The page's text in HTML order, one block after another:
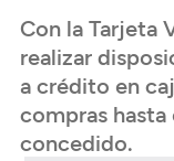
Tarjetas
Seguros
Servicios
Inversión
Tarjetas
Seguros
Financiación
Inversión
Planes de pensiones
Tarjetas
Financiación
Inversión
Planes de pensiones
Con la Tarjeta
realizar
a crédito en
compras
concedido.